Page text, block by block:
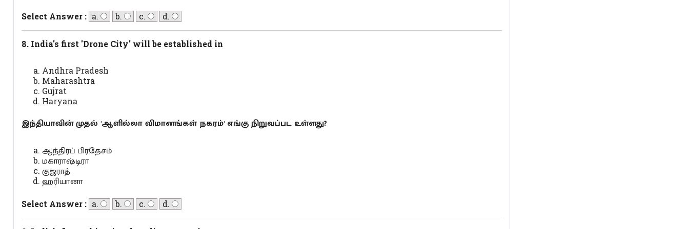
Select Answer : a. b. c. d.
8. India's first 'Drone City' will be established in
Andhra Pradesh
Maharashtra
Gujrat
Haryana
இந்தியாவின் முதல் 'ஆளில்லா விமானங்கள் நகரம்' எங்கு நிறுவப்பட உள்ளது?
ஆந்திரப் பிரதேசம்
மகாராஷ்டிரா
குஜராத்
ஹரியானா
Select Answer : a. b. c. d.